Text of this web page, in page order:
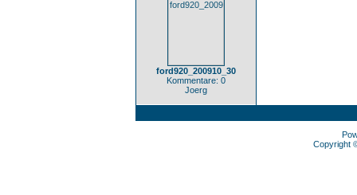
ford920_200910_30
Kommentare: 0
Joerg
Copyright